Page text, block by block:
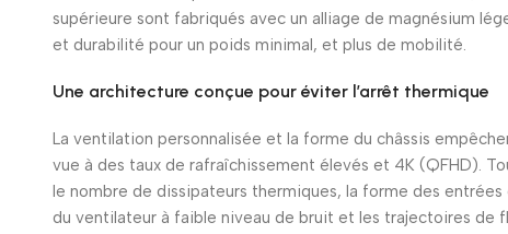
supérieure sont fabriqués avec un alliage de magnésium
et durabilité pour un poids minimal, et plus de mobilité.
Une architecture conçue pour éviter l’arrêt thermique
La ventilation personnalisée et la forme du châssis
vue à des taux de rafraîchissement élevés et 4K (QFHD).
le nombre de dissipateurs thermiques, la forme des entrées
du ventilateur à faible niveau de bruit et les trajectoires de